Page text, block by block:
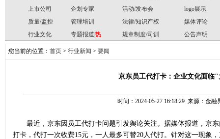
上市公司
企划专家 活动/发布会
logo展示
质量/监控
管理培训 法律/知识产权
媒体评论
行业文化
专题报道| 热 规章制度/司训 公告声明
您当前的位置： 首页 > 行业新闻 > 要闻
京东员工代打卡：企业文化面临
时间：2024-05-27 16:18:29 来源：金
最近，京东因员工代打卡问题引发舆论关注。据媒体报道，京
打卡，代打一次收费15元，一人最多可替20人代打。针对这一现象